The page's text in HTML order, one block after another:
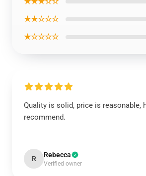
★★☆☆☆
★☆☆☆☆
Quality is solid, price is reasonable,
recommend.
R Rebecca
Verified owner